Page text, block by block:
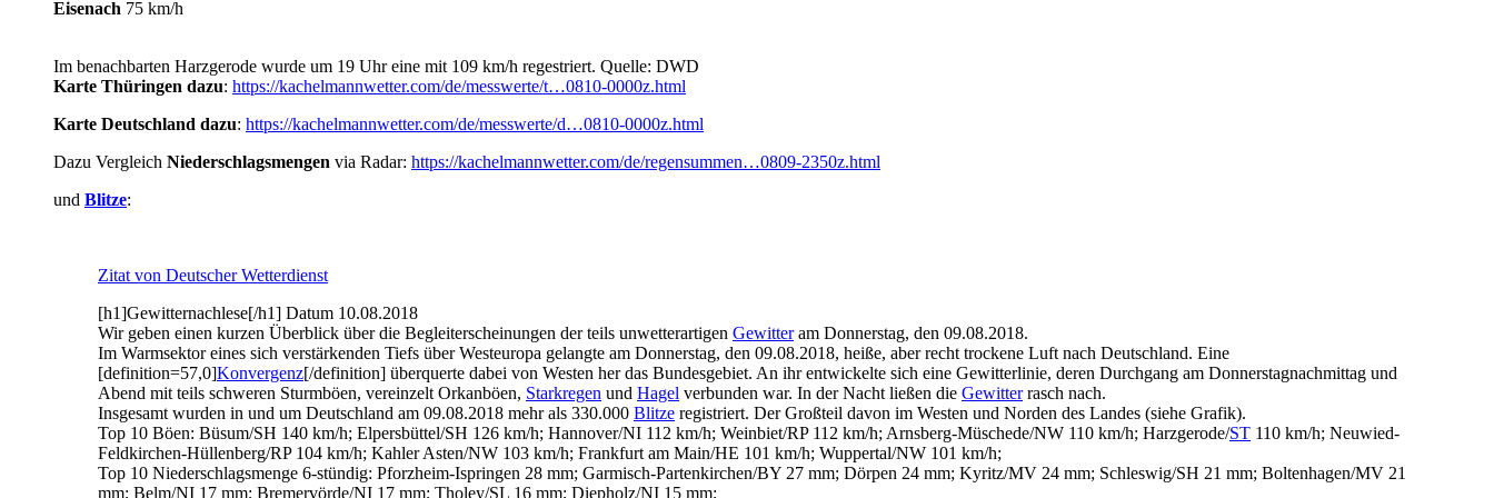
Eisenach 75 km/h
Im benachbarten Harzgerode wurde um 19 Uhr eine mit 109 km/h regestriert. Quelle: DWD
Karte Thüringen dazu: https://kachelmannwetter.com/de/messwerte/t…0810-0000z.html
Karte Deutschland dazu: https://kachelmannwetter.com/de/messwerte/d…0810-0000z.html
Dazu Vergleich Niederschlagsmengen via Radar: https://kachelmannwetter.com/de/regensummen…0809-2350z.html
und Blitze:
Zitat von Deutscher Wetterdienst
[h1]Gewitternachlese[/h1] Datum 10.08.2018
Wir geben einen kurzen Überblick über die Begleiterscheinungen der teils unwetterartigen Gewitteram Donnerstag, den 09.08.2018.
Im Warmsektor eines sich verstärkenden Tiefs über Westeuropa gelangte am Donnerstag, den 09.08.2018, heiße, aber recht trockene Luft nach Deutschland. Eine
[definition=57,0]Konvergenz[/definition] überquerte dabei von Westen her das Bundesgebiet. An ihr entwickelte sich eine Gewitterlinie, deren Durchgang am Donnerstagnachmittag und
Abend mit teils schweren Sturmböen, vereinzelt Orkanböen, Starkregen und Hagel verbunden war. In der Nacht ließen die Gewitterrasch nach.
Insgesamt wurden in und um Deutschland am 09.08.2018 mehr als 330.000 Blitze registriert. Der Großteil davon im Westen und Norden des Landes (siehe Grafik).
Top 10 Böen: Büsum/SH 140 km/h; Elpersbüttel/SH 126 km/h; Hannover/NI 112 km/h; Weinbiet/RP 112 km/h; Arnsberg-Müschede/NW 110 km/h; Harzgerode/ST 110 km/h; Neuwied-
Feldkirchen-Hüllenberg/RP 104 km/h; Kahler Asten/NW 103 km/h; Frankfurt am Main/HE 101 km/h; Wuppertal/NW 101 km/h;
Top 10 Niederschlagsmenge 6-stündig: Pforzheim-Ispringen 28 mm; Garmisch-Partenkirchen/BY 27 mm; Dörpen 24 mm; Kyritz/MV 24 mm; Schleswig/SH 21 mm; Boltenhagen/MV 21
mm; Belm/NI 17 mm; Bremervörde/NI 17 mm; Tholey/SL 16 mm; Diepholz/NI 15 mm;